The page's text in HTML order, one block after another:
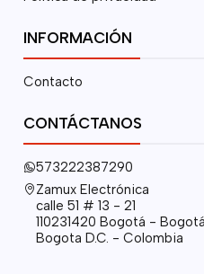
INFORMACIÓN
Contacto
CONTÁCTANOS
573222387290
Zamux Electrónica
calle 51 # 13 - 21
110231420 Bogotá -
Bogota D.C. - Colombia